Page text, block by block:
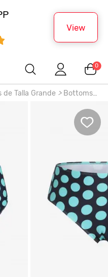
View
0
de Talla Grande > Bottoms